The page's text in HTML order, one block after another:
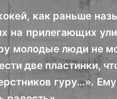
как раньше
на прилегающих
молодые люди не
две пластинки,
гуру…».